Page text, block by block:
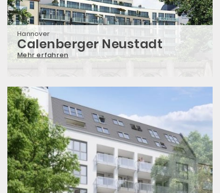
Hannover
Calenberger Neustadt
Mehr erfahren